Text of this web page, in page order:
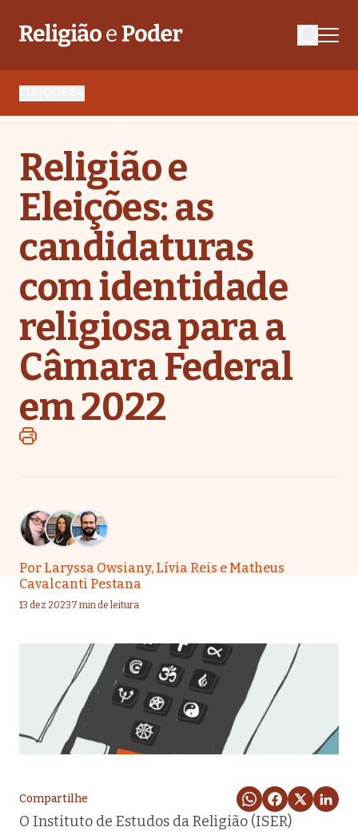
Religião e
Eleições: as
candidaturas
com identidade
religiosa para a
Câmara Federal
em 2022
Por Laryssa Owsiany, Lívia Reis e Matheus
Cavalcanti Pestana
13 dez 20237 min de leitura
Compartilhe
O Instituto de Estudos da Religião (ISER)